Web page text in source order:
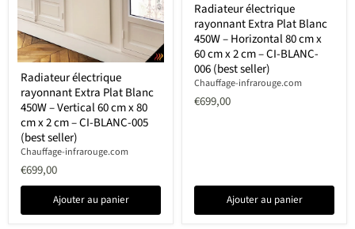
électrique
rayonnant
Extra
Plat
Blanc
450W
–
Vertical
60
80
Radiateur électrique
rayonnant Extra Plat Blanc
450W – Vertical 60 cm x 80
cm x 2 cm – CI-BLANC-005
(best seller)
Chauffage-infrarouge.com
€699,00
Ajouter au panier
électrique
rayonnant
Extra
Plat
Blanc
450W
–
Horizontal
2
–
Radiateur électrique
rayonnant Extra Plat Blanc
450W – Horizontal 80 cm x
60 cm x 2 cm – CI-BLANC-
006 (best seller)
Chauffage-infrarouge.com
€699,00
Ajouter au panier